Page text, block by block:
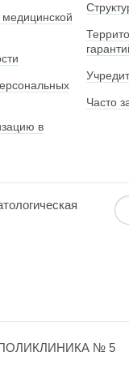
медицинской
в
Часто
№ 5